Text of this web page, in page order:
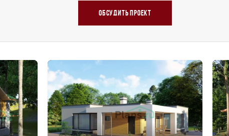
Обсудить проект
СТРОИТЕЛЬСТВА